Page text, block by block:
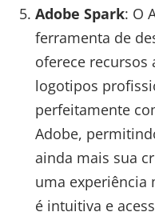
Adobe Spark: O
ferramenta de
oferece recursos
logotipos
perfeitamente
Adobe,
ainda mais sua
uma experiência
é intuitiva e